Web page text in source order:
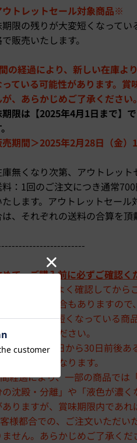
トレットセール対象商品※
期限の残りが大変短くなって
販売いたします。
の経過により、新しい在庫よ
っている可能性があります。
、あらかじめご了承ください。
期限は【2025年4月1日まで】
売期間＞2025年2月28日（金）
無くなり次第、アウトレット
：1回のご注文につき通常
たします。アウトレットセー
、それぞれの送料の合算を頂
て、ご購入前に必ずご確認く
賞味期限」をよく確認してか
間がかかる場合もありますの
期限が大変短くなっている商
買い求めください。
期限が注文日から30日前後あ
次第、終了となります。
経過により、一部の商品では
の沈殿・分離」や「液色が濃
りますが、賞味期限内であれ
様都合での、ご注文いただい
ません。あらかじめご了承くだ